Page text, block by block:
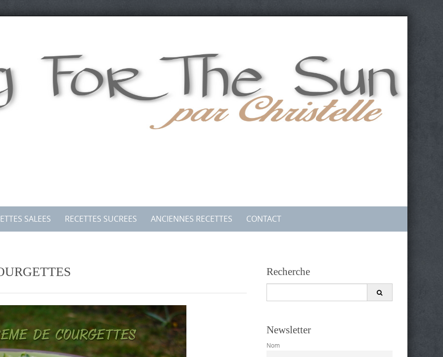
SALEES RECETTES SUCREES ANCIENNES RECETTES CONTACT
Recherche
Newsletter
Nom